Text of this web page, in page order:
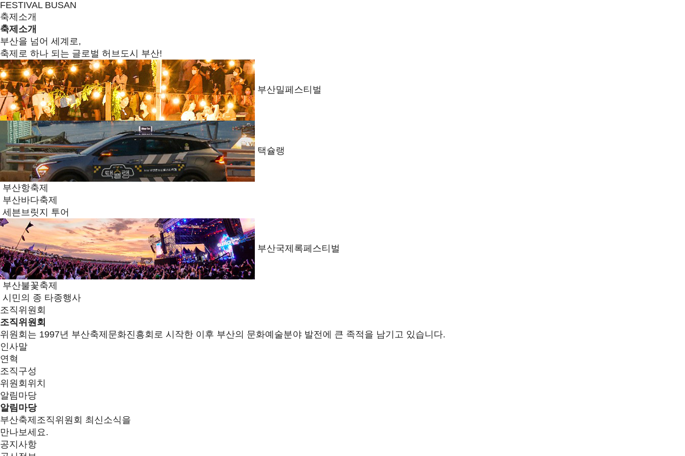
FESTIVAL BUSAN
축제소개
축제소개
부산을 넘어 세계로,
축제로 하나 되는 글로벌 허브도시 부산!
부산밀페스티벌
택슐랭
부산항축제
부산바다축제
세븐브릿지 투어
부산국제록페스티벌
부산불꽃축제
시민의 종 타종행사
조직위원회
조직위원회
위원회는 1997년 부산축제문화진흥회로 시작한 이후 부산의 문화예술분야 발전에 큰 족적을 남기고 있습니다.
인사말
연혁
조직구성
위원회위치
알림마당
알림마당
부산축제조직위원회 최신소식을
만나보세요.
공지사항